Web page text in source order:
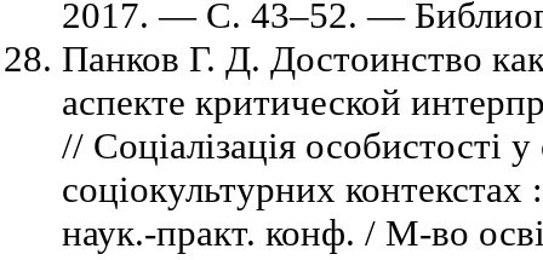
2017. — C. 43–52. —
Панков Г. Д. Достоинство
аспекте критической
// Соціалізація особистості
соціокультурних
наук.-практ. конф. / М-во